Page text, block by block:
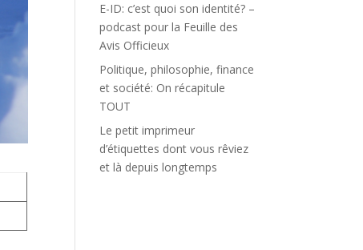
E-ID: c’est quoi son identité? –
podcast pour la Feuille des
Avis Officieux
Politique, philosophie, finance
et société: On récapitule
TOUT
Le petit imprimeur
d’étiquettes dont vous rêviez
et là depuis longtemps